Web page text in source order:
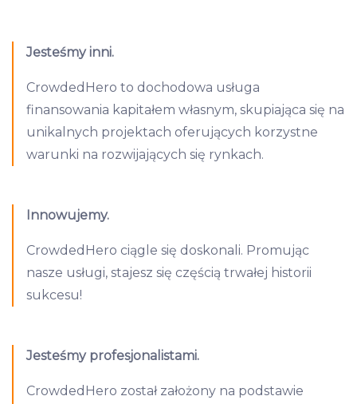
Jesteśmy inni.
CrowdedHero to dochodowa usługa
finansowania kapitałem własnym, skupiająca się na
unikalnych projektach oferujących korzystne
warunki na rozwijających się rynkach.
Innowujemy.
CrowdedHero ciągle się doskonali. Promując
nasze usługi, stajesz się częścią trwałej historii
sukcesu!
Jesteśmy profesjonalistami.
CrowdedHero został założony na podstawie